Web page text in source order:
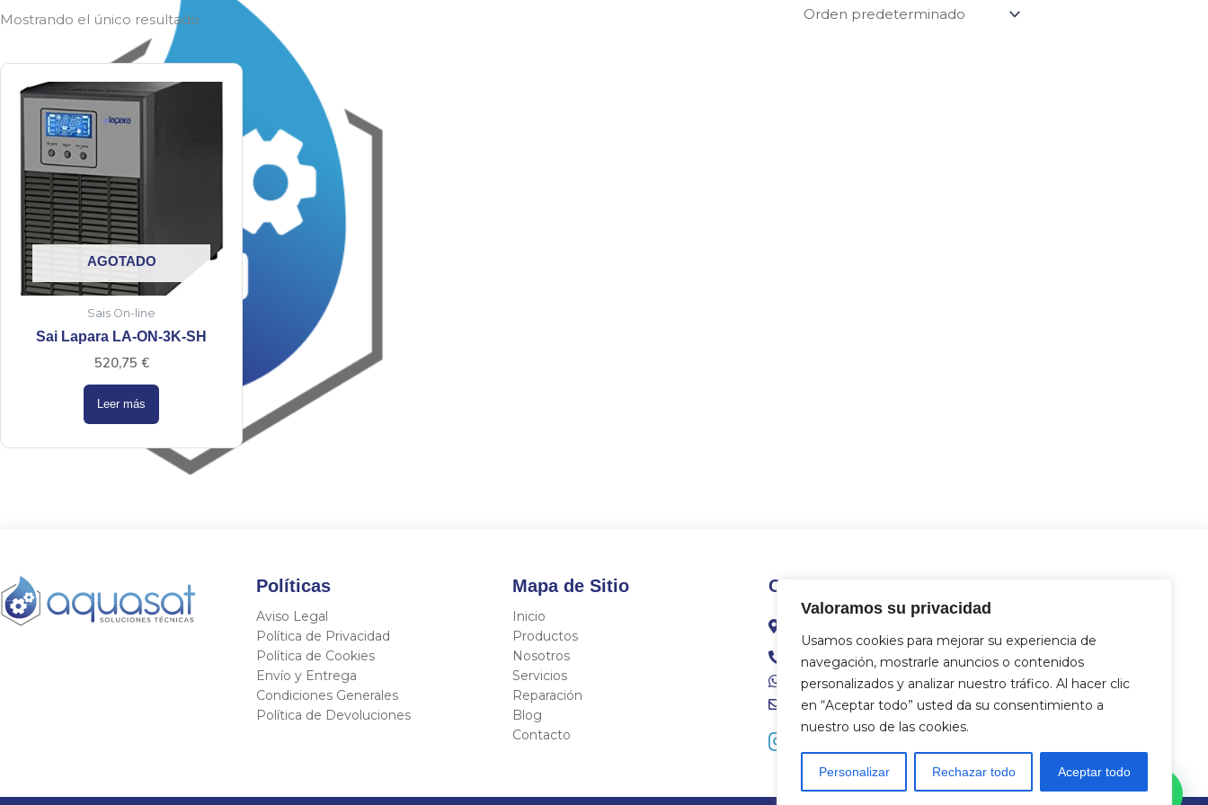
Valoramos su privacidad
Usamos cookies para mejorar su experiencia de
navegación, mostrarle anuncios o contenidos
personalizados y analizar nuestro tráfico. Al hacer clic
en “Aceptar todo” usted da su consentimiento a
nuestro uso de las cookies.
Personalizar Rechazar todo Aceptar todo
Mostrando el único resultado
AGOTADO
Sais On-line
Sai Lapara LA-ON-3K-SH
520,75 €
Leer más
Políticas
Aviso Legal
Política de Privacidad
Política de Cookies
Envío y Entrega
Condiciones Generales
Política de Devoluciones
Mapa de Sitio
Inicio
Productos
Nosotros
Servicios
Reparación
Blog
Contacto
Contacto
C/ Miguel Hernández 12, 46717 - La
Font d’En Carròs (Valencia)
962 833 821
684 712 329
info@aquasat.es